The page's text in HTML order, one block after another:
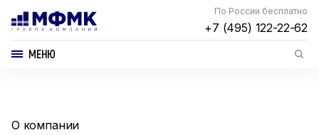
По России бесплатно
+7 (495) 122-22-62
МЕНЮ
О компании